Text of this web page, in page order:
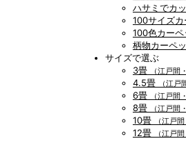
ハサミでカ
100サイズカ
100色カーペ
柄物カーペ
サイズで選ぶ
3畳
（江戸間
4.5畳
（江戸
6畳
（江戸間
8畳
（江戸間
10畳
（江戸
12畳
（江戸